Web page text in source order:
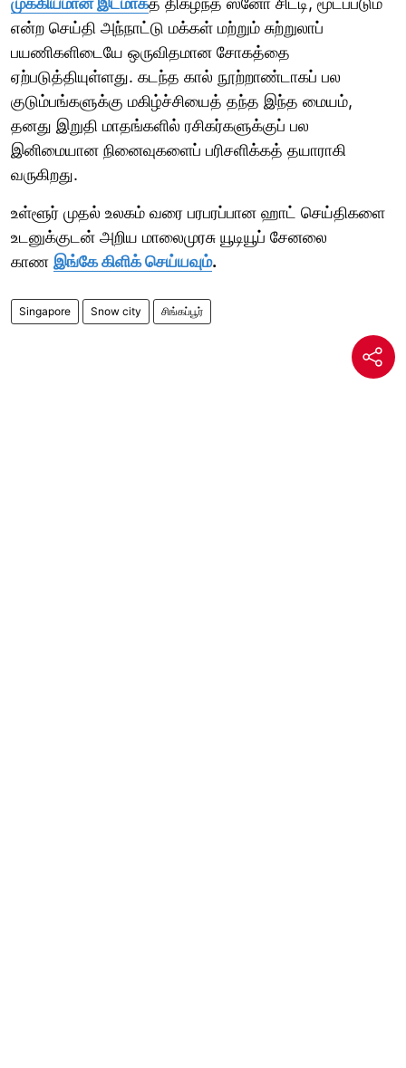
என்ற செய்தி அந்நாட்டு மக்கள் மற்றும் சுற்றுலாப்
பயணிகளிடையே ஒருவிதமான சோகத்தை
ஏற்படுத்தியுள்ளது. கடந்த கால் நூற்றாண்டாகப் பல
குடும்பங்களுக்கு மகிழ்ச்சியைத் தந்த இந்த மையம்,
தனது இறுதி மாதங்களில் ரசிகர்களுக்குப் பல
இனிமையான நினைவுகளைப் பரிசளிக்கத் தயாராகி
வருகிறது.
உள்ளூர் முதல் உலகம் வரை பரபரப்பான ஹாட் செய்திகளை
உடனுக்குடன் அறிய மாலைமுரசு யூடியூப் சேனலை
காண இங்கே கிளிக் செய்யவும்.
Singapore Snow city சிங்கப்பூர்